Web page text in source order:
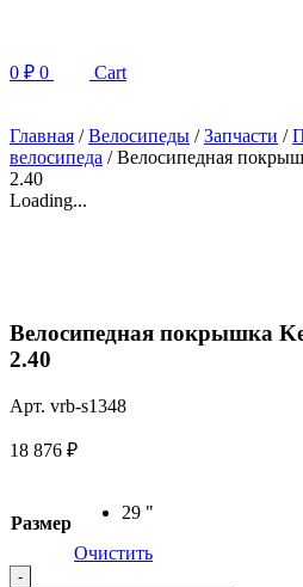
0 ₽ 0 Cart
Главная /Велосипеды /Запчасти /
велосипеда / Велосипедная
2.40
Loading...
Велосипедная покрышка
2.40
Арт. vrb-s1348
18 876 ₽
Размер
29 "
Очистить
Quantity
-